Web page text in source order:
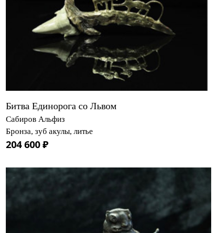
Битва Единорога со Львом
Сабиров Альфиз
Бронза, зуб акулы, литье
204 600 ₽